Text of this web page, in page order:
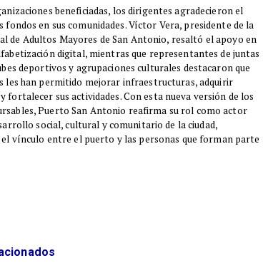
beneficiadas, los dirigentes agradecieron el
fondos en sus comunidades. Víctor Vera, presidente de la
de Adultos Mayores de San Antonio, resaltó el apoyo en
digital, mientras que representantes de juntas
deportivos y agrupaciones culturales destacaron que
les han permitido mejorar infraestructuras, adquirir
fortalecer sus actividades. Con esta nueva versión de los
Puerto San Antonio reafirma su rol como actor
social, cultural y comunitario de la ciudad,
vínculo entre el puerto y las personas que forman parte